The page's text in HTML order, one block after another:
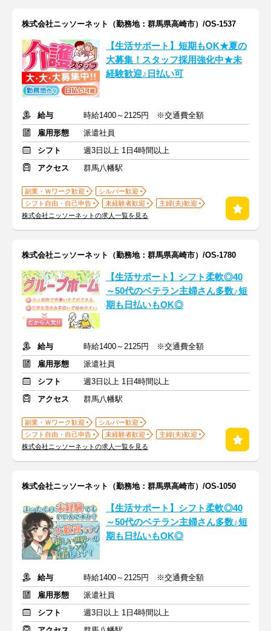
株式会社ニッソーネット（勤務地：群馬県高崎市）/OS-1537
【生活サポート】短期もOK★夏の
大募集！スタッフ採用強化中★未
経験歓迎♪日払い可
給与
時給1400～2125円 ※交通費全額
雇用形態
派遣社員
シフト
週3日以上 1日4時間以上
アクセス
群馬八幡駅
副業・Ｗワーク歓迎
シルバー歓迎
シフト自由・自己申告
未経験者歓迎
主婦(夫)歓迎
株式会社ニッソーネットの求人一覧を見る
株式会社ニッソーネット（勤務地：群馬県高崎市）/OS-1780
【生活サポート】シフト柔軟◎40
～50代のベテラン主婦さん多数♪短
期も日払いもOK◎
給与
時給1400～2125円 ※交通費全額
雇用形態
派遣社員
シフト
週3日以上 1日4時間以上
アクセス
群馬八幡駅
副業・Ｗワーク歓迎
シルバー歓迎
シフト自由・自己申告
未経験者歓迎
主婦(夫)歓迎
株式会社ニッソーネットの求人一覧を見る
株式会社ニッソーネット（勤務地：群馬県高崎市）/OS-1050
【生活サポート】シフト柔軟◎40
～50代のベテラン主婦さん多数♪短
期も日払いもOK◎
給与
時給1400～2125円 ※交通費全額
雇用形態
派遣社員
シフト
週3日以上 1日4時間以上